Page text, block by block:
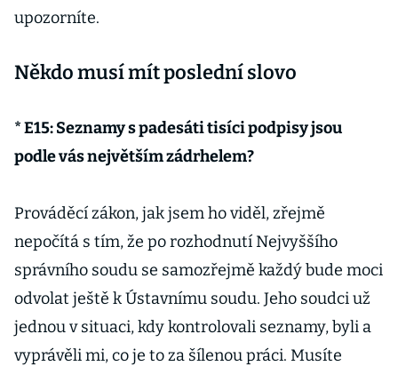
upozorníte.
Někdo musí mít poslední slovo
* E15: Seznamy s padesáti tisíci podpisy jsou
podle vás největším zádrhelem?
Prováděcí zákon, jak jsem ho viděl, zřejmě
nepočítá s tím, že po rozhodnutí Nejvyššího
správního soudu se samozřejmě každý bude moci
odvolat ještě k Ústavnímu soudu. Jeho soudci už
jednou v situaci, kdy kontrolovali seznamy, byli a
vyprávěli mi, co je to za šílenou práci. Musíte